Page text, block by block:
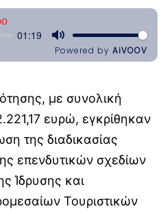
με συνολική
ευρώ, εγκρίθηκαν
της διαδικασίας
επενδυτικών σχεδίων
Ίδρυσης και
Τουριστικών